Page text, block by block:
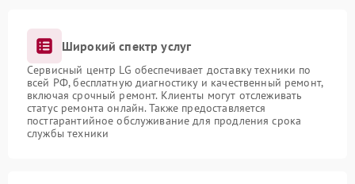
Широкий спектр услуг
Сервисный центр LG обеспечивает доставку техники по
всей РФ, бесплатную диагностику и качественный ремонт,
включая срочный ремонт. Клиенты могут отслеживать
статус ремонта онлайн. Также предоставляется
постгарантийное обслуживание для продления срока
службы техники